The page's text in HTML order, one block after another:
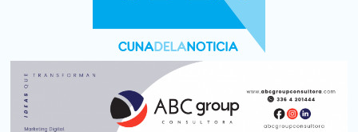
Fuerte caída de la venta de autos usados en julio: bajó un 12,6%